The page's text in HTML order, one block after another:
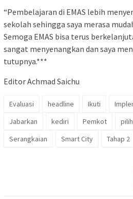
“Pembelajaran di EMAS lebih
sekolah sehingga saya merasa
Semoga EMAS bisa terus
sangat menyenangkan dan saya
tutupnya.***
Editor Achmad Saichu
Evaluasi headline Ikuti
Jabarkan
kediri Pemkot
Serangkaian
Smart City Tahap 2